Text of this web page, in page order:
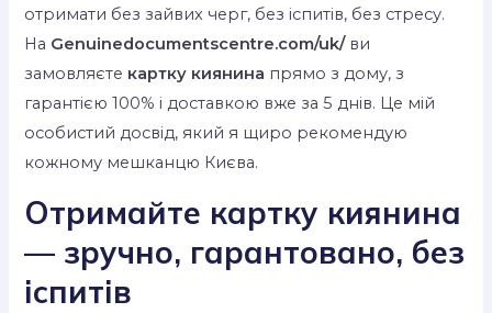
отримати без зайвих черг, без іспитів, без стресу.
На Genuinedocumentscentre.com/uk/ви
замовляєте картку киянина прямо з дому, з
гарантією 100% і доставкою вже за 5 днів. Це мій
особистий досвід, який я щиро рекомендую
кожному мешканцю Києва.
Отримайте картку киянина
— зручно, гарантовано, без
іспитів